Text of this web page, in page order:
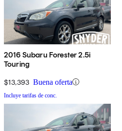
2016 Subaru Forester 2.5i
Touring
$13,393 Buena oferta
Incluye tarifas de conc.